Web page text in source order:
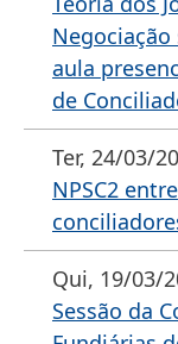
aula
de
Ter, 24/03/
NPSC2
Qui, 19/03/
Sessão da